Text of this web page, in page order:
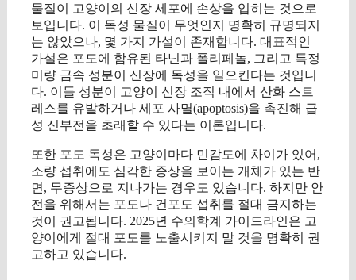
물질이 고양이의 신장 세포에 손상을 입히는 것으로
보입니다. 이 독성 물질이 무엇인지 명확히 규명되지
는 않았으나, 몇 가지 가설이 존재합니다. 대표적인
가설은 포도에 함유된 타닌과 폴리페놀, 그리고 특정
미량 금속 성분이 신장에 독성을 일으킨다는 것입니
다. 이들 성분이 고양이 신장 조직 내에서 산화 스트
레스를 유발하거나 세포 사멸(apoptosis)을 촉진해 급
성 신부전을 초래할 수 있다는 이론입니다.
또한 포도 독성은 고양이마다 민감도에 차이가 있어,
소량 섭취에도 심각한 증상을 보이는 개체가 있는 반
면, 무증상으로 지나가는 경우도 있습니다. 하지만 안
전을 위해서는 포도나 건포도 섭취를 절대 금지하는
것이 권고됩니다. 2025년 수의학계 가이드라인은 고
양이에게 절대 포도를 노출시키지 말 것을 명확히 권
고하고 있습니다.